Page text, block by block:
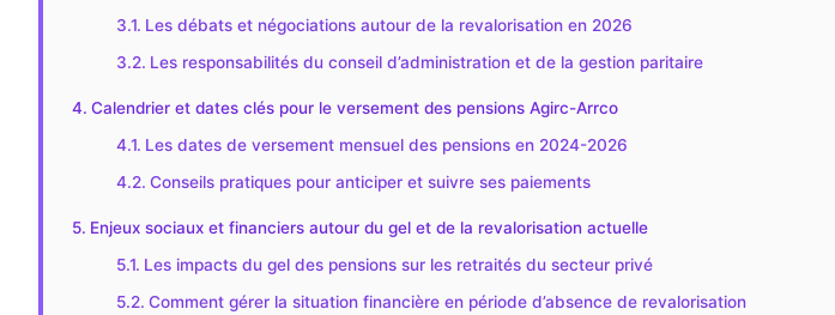
Les débats et négociations autour de la revalorisation en 2026
Les responsabilités du conseil d’administration et de la gestion paritaire
Calendrier et dates clés pour le versement des pensions Agirc-Arrco
Les dates de versement mensuel des pensions en 2024-2026
Conseils pratiques pour anticiper et suivre ses paiements
Enjeux sociaux et financiers autour du gel et de la revalorisation actuelle
Les impacts du gel des pensions sur les retraités du secteur privé
Comment gérer la situation financière en période d’absence de revalorisation